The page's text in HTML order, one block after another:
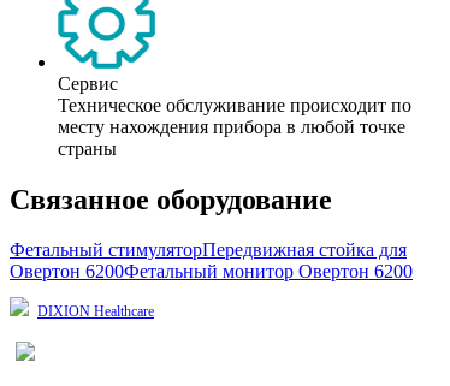
Сервис
Техническое обслуживание происходит по
месту нахождения прибора в любой точке
страны
Связанное оборудование
Фетальный стимуляторПередвижная стойка для
Овертон 6200Фетальный монитор Овертон 6200
DIXION Healthcare